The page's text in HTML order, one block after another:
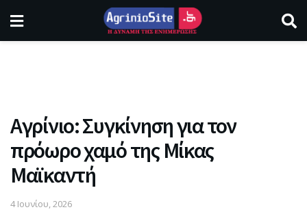
Αγρίνιο: Συγκίνηση για τον
πρόωρο χαμό της Μίκας
Μαϊκαντή
4 Ιουνίου, 2026